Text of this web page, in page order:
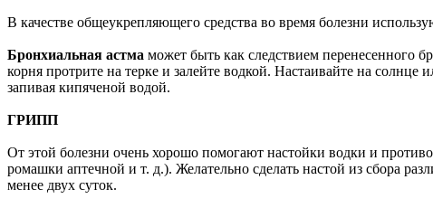
В качестве общеукрепляющего средства во время болезни
Бронхиальная астма может быть как следствием перенесенного
корня протрите на терке и залейте водкой. Настаивайте на
запивая кипяченой водой.
ГРИПП
От этой болезни очень хорошо помогают настойки водки и
ромашки аптечной и т. д.). Желательно сделать настой из сбора
менее двух суток.